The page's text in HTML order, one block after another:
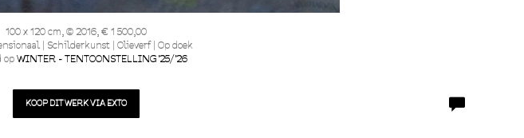
100 x 120 cm, © 2016, € 1 500,00
| Schilderkunst | Olieverf | Op doek
op WINTER - TENTOONSTELLING '25/'26
KOOP DIT WERK VIA EXTO